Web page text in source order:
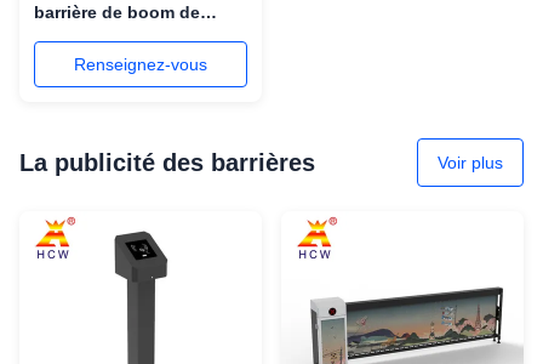
barrière de boom de
C.C de Barrier Gate de la
barrière 160W
Renseignez-vous
La publicité des barrières Voir plus